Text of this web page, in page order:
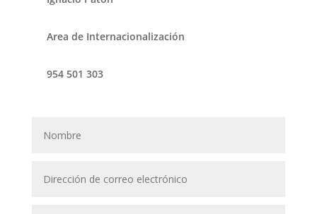
Area de Internacionalización
954 501 303